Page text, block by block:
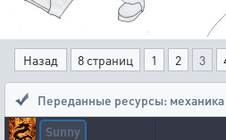
Назад 8 страниц 1 2 3
Переданные ресурсы:
Sunny